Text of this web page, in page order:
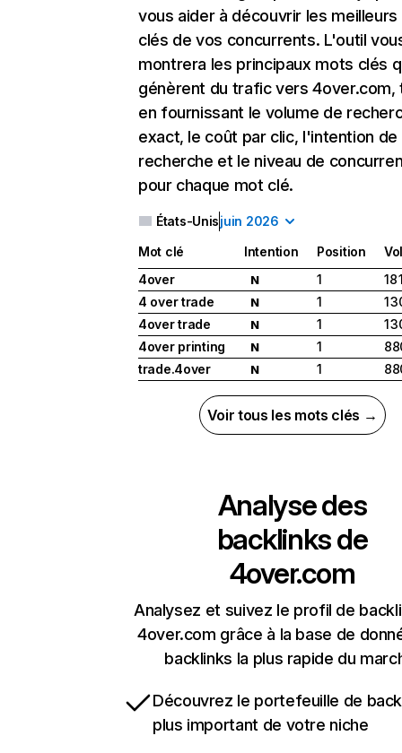
vous aider à découvrir les
clés de vos concurrents. L'outil
montrera les principaux mots clés
génèrent du trafic vers 4over.com,
en fournissant le volume de
exact, le coût par clic, l'intention de
recherche et le niveau de
pour chaque mot clé.
États-Unisjuin 2026
Mot clé Intention Position
4over
N 1
18
4 over trade
N 1
1
4over trade
N 1
1
4over printing
N 1
trade.4over
N 1
Voir tous les mots clés →
Analyse des
backlinks de
4over.com
Analysez et suivez le profil de
4over.com grâce à la base de
backlinks la plus rapide du
Découvrez le portefeuille de
plus important de votre niche